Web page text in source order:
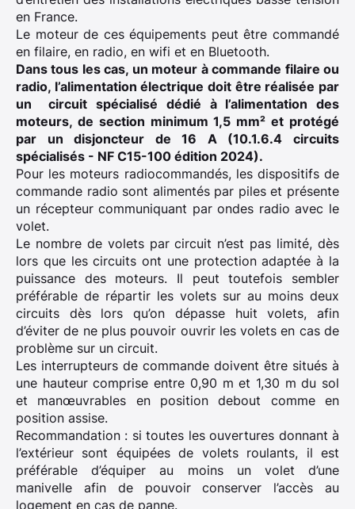
en France.
Le moteur de ces équipements peut être commandé
en filaire, en radio, en wifi et en Bluetooth.
Dans tous les cas, un moteur à commande filaire ou
radio, l’alimentation électrique doit être réalisée par
un circuit spécialisé dédié à l’alimentation des
moteurs, de section minimum 1,5 mm² et protégé
par un disjoncteur de 16 A (10.1.6.4 circuits
spécialisés - NF C15-100 édition 2024).
Pour les moteurs radiocommandés, les dispositifs de
commande radio sont alimentés par piles et présente
un récepteur communiquant par ondes radio avec le
volet.
Le nombre de volets par circuit n’est pas limité, dès
lors que les circuits ont une protection adaptée à la
puissance des moteurs. Il peut toutefois sembler
préférable de répartir les volets sur au moins deux
circuits dès lors qu’on dépasse huit volets, afin
d’éviter de ne plus pouvoir ouvrir les volets en cas de
problème sur un circuit.
Les interrupteurs de commande doivent être situés à
une hauteur comprise entre 0,90 m et 1,30 m du sol
et manœuvrables en position debout comme en
position assise.
Recommandation : si toutes les ouvertures donnant à
l’extérieur sont équipées de volets roulants, il est
préférable d’équiper au moins un volet d’une
manivelle afin de pouvoir conserver l’accès au
logement en cas de panne.